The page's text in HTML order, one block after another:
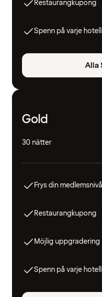
Restaurangkupong
Spenn på varje
Alla
Gold
30 nätter
Frys din medlemsnivå
Restaurangkupong
Möjlig uppgradering
Spenn på varje